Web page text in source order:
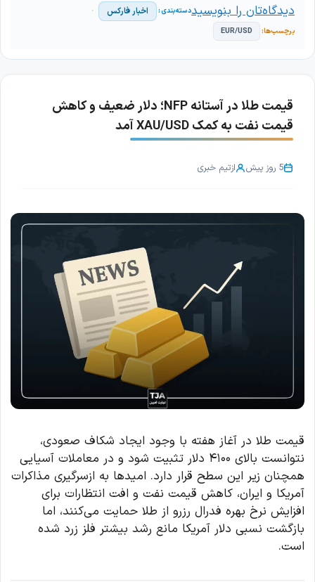
اخبار فارکس
EUR/USD
دیدگاه‌تان را بنویسید
قیمت طلا در آستانه NFP؛ دلار ضعیف و کاهش
قیمت نفت به کمک XAU/USD آمد
5 روز پیش ازتیم خبری
قیمت طلا در آغاز هفته با وجود ایجاد شکاف صعودی،
نتوانست بالای ۴۱۰۰ دلار تثبیت شود و در معاملات آسیایی
همچنان زیر این سطح قرار دارد. امیدها به ازسرگیری مذاکرات
آمریکا و ایران، کاهش قیمت نفت و افت انتظارات برای
افزایش نرخ بهره فدرال رزرو از طلا حمایت می‌کنند، اما
بازگشت نسبی دلار آمریکا مانع رشد بیشتر فلز زرد شده
است.